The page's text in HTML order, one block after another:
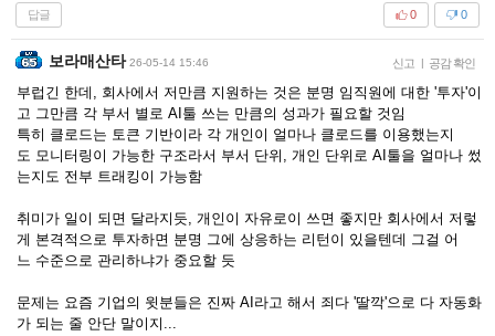
답글 0
0
보라매산타 26-05-14 15:46 신고 | 공감 확인
부럽긴 한데, 회사에서 저만큼 지원하는 것은 분명 임직원에 대한 '투자'이
고 그만큼 각 부서 별로 AI툴 쓰는 만큼의 성과가 필요할 것임
특히 클로드는 토큰 기반이라 각 개인이 얼마나 클로드를 이용했는지
도 모니터링이 가능한 구조라서 부서 단위, 개인 단위로 AI툴을 얼마나 썼
는지도 전부 트래킹이 가능함
취미가 일이 되면 달라지듯, 개인이 자유로이 쓰면 좋지만 회사에서 저렇
게 본격적으로 투자하면 분명 그에 상응하는 리턴이 있을텐데 그걸 어
느 수준으로 관리하냐가 중요할 듯
문제는 요즘 기업의 윗분들은 진짜 AI라고 해서 죄다 '딸깍'으로 다 자동화
가 되는 줄 안단 말이지...